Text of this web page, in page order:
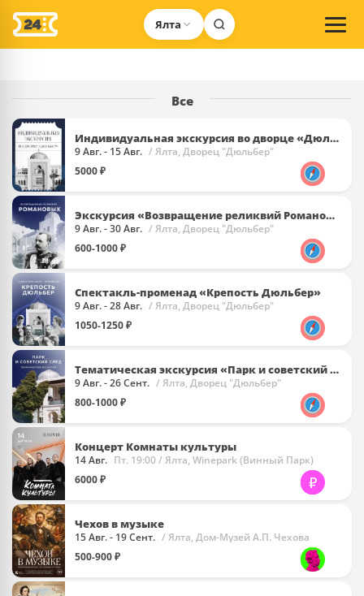
Ялта
Все
Индивидуальная экскурсия во дворце «Дюльбер»
9 Авг. - 15 Авг. / Ялта, Дворец "Дюльбер"
5000 ₽
Экскурсия «Возвращение реликвий Романовых»
9 Авг. - 30 Авг. / Ялта, Дворец "Дюльбер"
600-1000 ₽
Спектакль-променад «Крепость Дюльбер»
9 Авг. - 28 Авг. / Ялта, Дворец "Дюльбер"
1050-1250 ₽
Тематическая экскурсия «Парк и советский след»
9 Авг. - 26 Сент. / Ялта, Дворец "Дюльбер"
800-1000 ₽
Концерт Комнаты культуры
14 Авг. Пт. 19:00 / Ялта, Winepark (Винный Парк)
6000 ₽
Чехов в музыке
15 Авг. - 19 Сент. / Ялта, Дом-Музей А.П. Чехова
500-900 ₽